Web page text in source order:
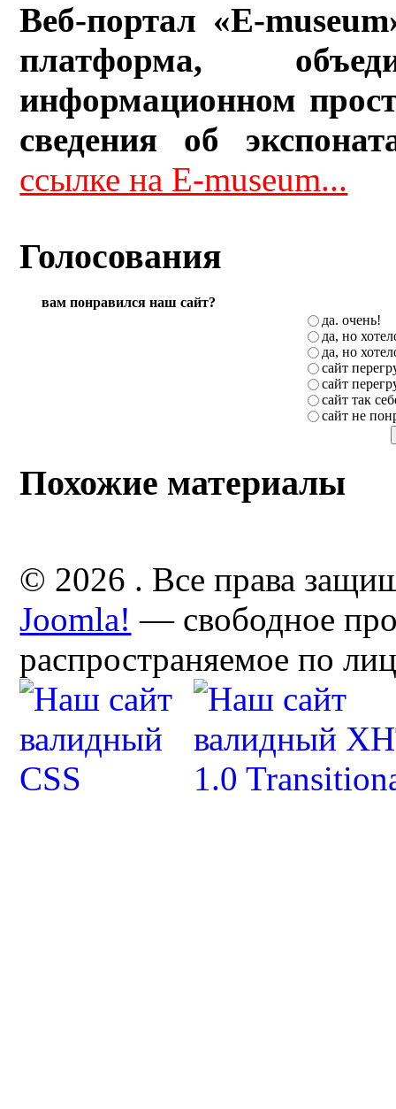
Веб-портал «E-
платформа,
информационном
сведения об
ссылке на E-museum...
Голосования
вам понравился наш сайт?
да. очень!
да, но
да, но
сайт
сайт
сайт так
сайт не
Похожие материалы
© 2026 . Все права
Joomla! — свободное
распространяемое по